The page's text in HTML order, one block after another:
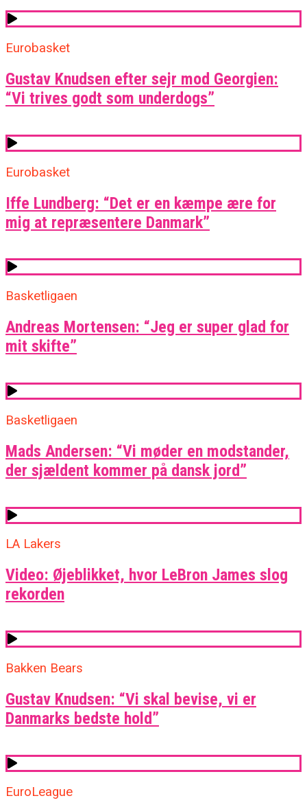
Eurobasket
Gustav Knudsen efter sejr mod Georgien:
“Vi trives godt som underdogs”
Eurobasket
Iffe Lundberg: “Det er en kæmpe ære for
mig at repræsentere Danmark”
Basketligaen
Andreas Mortensen: “Jeg er super glad for
mit skifte”
Basketligaen
Mads Andersen: “Vi møder en modstander,
der sjældent kommer på dansk jord”
LA Lakers
Video: Øjeblikket, hvor LeBron James slog
rekorden
Bakken Bears
Gustav Knudsen: “Vi skal bevise, vi er
Danmarks bedste hold”
EuroLeague